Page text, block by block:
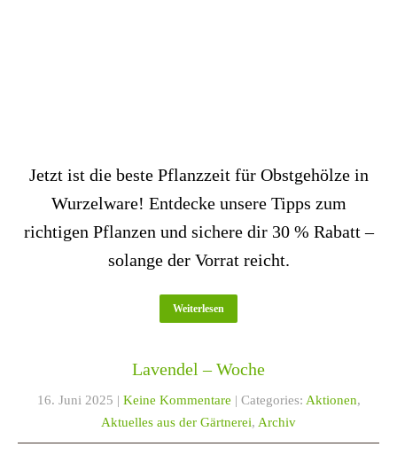
Jetzt ist die beste Pflanzzeit für Obstgehölze in
Wurzelware! Entdecke unsere Tipps zum
richtigen Pflanzen und sichere dir 30 % Rabatt –
solange der Vorrat reicht.
Weiterlesen
Lavendel – Woche
16. Juni 2025 | Keine Kommentare | Categories: Aktionen,
Aktuelles aus der Gärtnerei, Archiv